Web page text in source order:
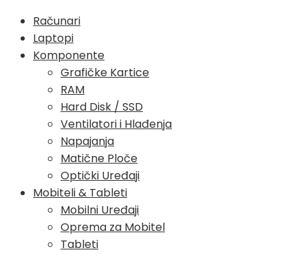
Računari
Laptopi
Komponente
Grafičke Kartice
RAM
Hard Disk / SSD
Ventilatori i Hlađenja
Napajanja
Matične Ploče
Optički Uređaji
Mobiteli & Tableti
Mobilni Uređaji
Oprema za Mobitel
Tableti